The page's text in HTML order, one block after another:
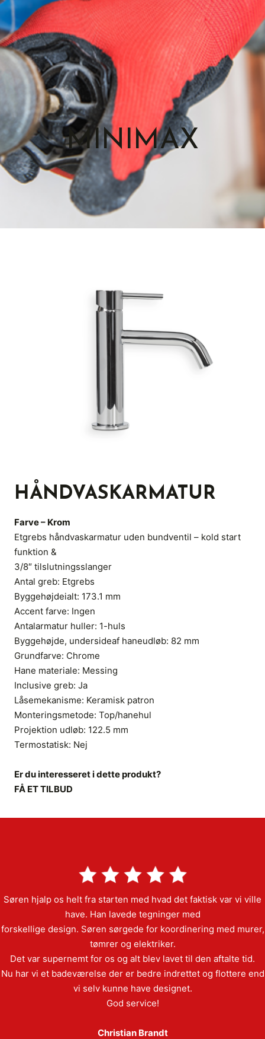
MINIMAX
HÅNDVASKARMATUR
Farve – Krom
Etgrebs håndvaskarmatur uden bundventil – kold start
funktion &
3/8″ tilslutningsslanger
Antal greb: Etgrebs
Byggehøjdeialt: 173.1 mm
Accent farve: Ingen
Antalarmatur huller: 1-huls
Byggehøjde, undersideaf haneudløb: 82 mm
Grundfarve: Chrome
Hane materiale: Messing
Inclusive greb: Ja
Låsemekanisme: Keramisk patron
Monteringsmetode: Top/hanehul
Projektion udløb: 122.5 mm
Termostatisk: Nej
Er du interesseret i dette produkt?
FÅ ET TILBUD
Søren hjalp os helt fra starten med hvad det faktisk var vi ville
have. Han lavede tegninger med
forskellige design. Søren sørgede for koordinering med murer,
tømrer og elektriker.
Det var supernemt for os og alt blev lavet til den aftalte tid.
Nu har vi et badeværelse der er bedre indrettet og flottere end
vi selv kunne have designet.
God service!
Christian Brandt